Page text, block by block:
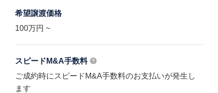
希望譲渡価格
100万円 ~
スピードM&A手数料
ご成約時にスピードM&A手数料のお支払いが発生し
ます